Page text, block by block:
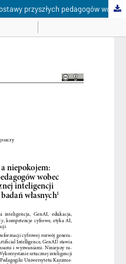
Między fascynacją a niepokojem postawy przyszłych pedagogów wobec generatywnej sztucznej inteligencji w edukacji – raport z badań własnych